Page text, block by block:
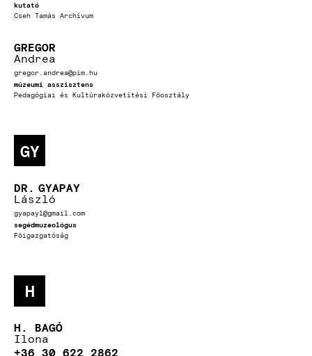
kutató
Cseh Tamás Archívum
GREGOR
Andrea
gregor.andrea@pim.hu
múzeumi asszisztens
Pedagógiai és Kultúraközvetítési Főosztály
GY
DR. GYAPAY
László
gyapayl@gmail.com
segédmuzeológus
Főigazgatóság
H
H. BAGÓ
Ilona
+36 30 622 2862